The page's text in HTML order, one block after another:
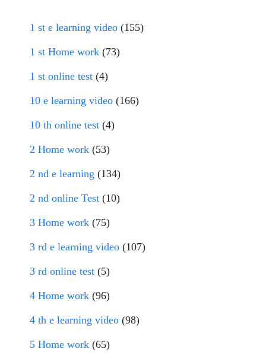
1 st e learning video (155)
1 st Home work (73)
1 st online test (4)
10 e learning video (166)
10 th online test (4)
2 Home work (53)
2 nd e learning (134)
2 nd online Test (10)
3 Home work (75)
3 rd e learning video (107)
3 rd online test (5)
4 Home work (96)
4 th e learning video (98)
5 Home work (65)